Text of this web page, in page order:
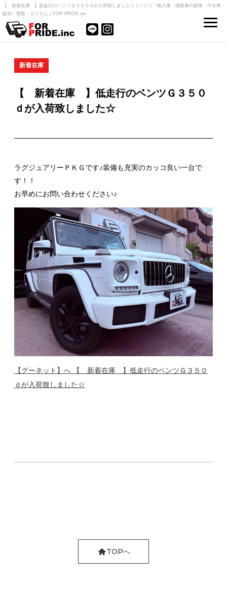
【 新着在庫 】低走行のベンツＧ３５０ｄが入荷致しました☆ | ベンツ・輸入車・国産車の新車・中古車
販売・買取・カスタム｜FOR PRIDE.inc
新着在庫
【 新着在庫 】低走行のベンツＧ３５０
ｄが入荷致しました☆
ラグジュアリーＰＫＧです♪装備も充実のカッコ良い一台で
す！！
お早めにお問い合わせください♪
【グーネット】へ 【 新着在庫 】低走行のベンツＧ３５０
ｄが入荷致しました☆
TOPへ